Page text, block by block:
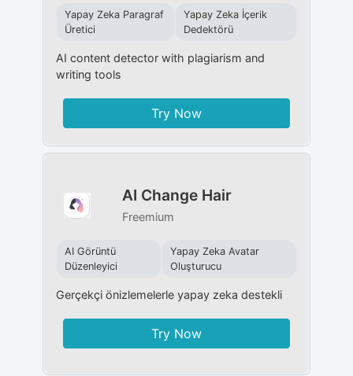
Yapay Zeka Paragraf
Üretici
Yapay Zeka İçerik
Dedektörü
AI content detector with plagiarism and
writing tools
Try Now
AI Change Hair
Freemium
AI Görüntü
Düzenleyici
Yapay Zeka Avatar
Oluşturucu
Gerçekçi önizlemelerle yapay zeka destekli
Try Now